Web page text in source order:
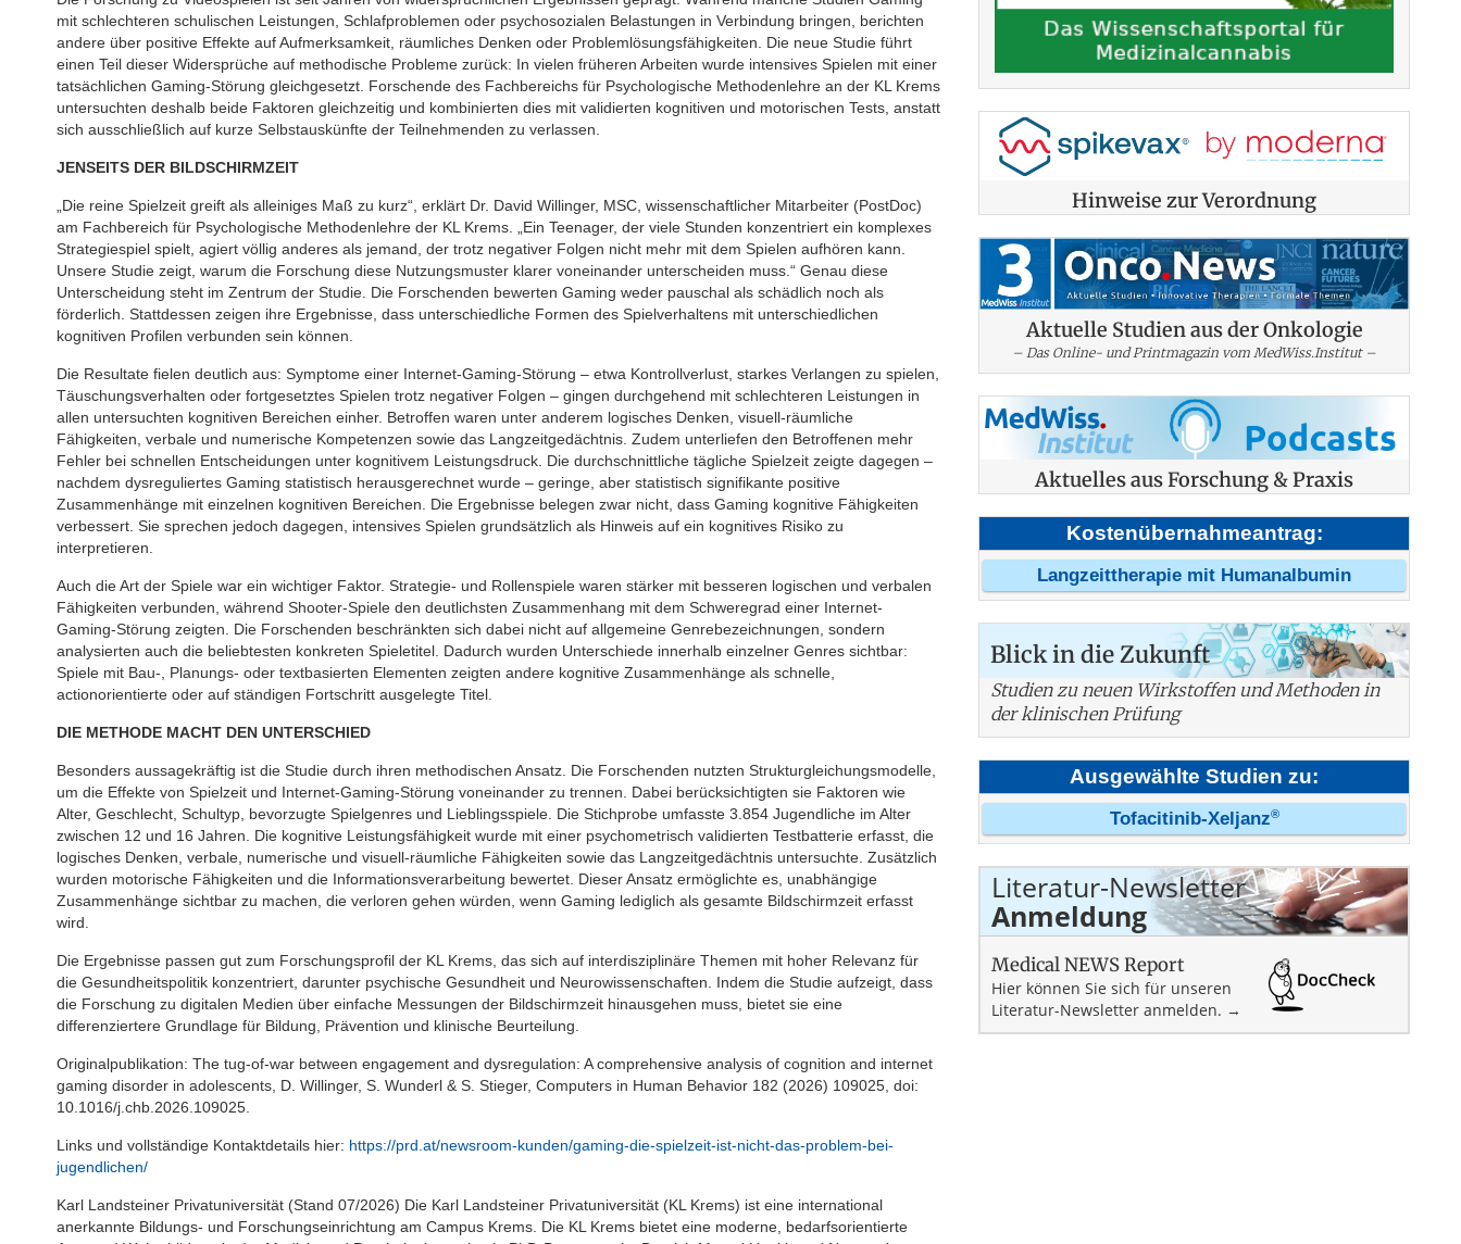
mit schlechteren schulischen Leistungen, Schlafproblemen oder psychosozialen Belastungen in Verbindung bringen, berichten
andere über positive Effekte auf Aufmerksamkeit, räumliches Denken oder Problemlösungsfähigkeiten. Die neue Studie führt
einen Teil dieser Widersprüche auf methodische Probleme zurück: In vielen früheren Arbeiten wurde intensives Spielen mit einer
tatsächlichen Gaming-Störung gleichgesetzt. Forschende des Fachbereichs für Psychologische Methodenlehre an der KL Krems
untersuchten deshalb beide Faktoren gleichzeitig und kombinierten dies mit validierten kognitiven und motorischen Tests, anstatt
sich ausschließlich auf kurze Selbstauskünfte der Teilnehmenden zu verlassen.
JENSEITS DER BILDSCHIRMZEIT
„Die reine Spielzeit greift als alleiniges Maß zu kurz“, erklärt Dr. David Willinger, MSC, wissenschaftlicher Mitarbeiter (PostDoc)
am Fachbereich für Psychologische Methodenlehre der KL Krems. „Ein Teenager, der viele Stunden konzentriert ein komplexes
Strategiespiel spielt, agiert völlig anderes als jemand, der trotz negativer Folgen nicht mehr mit dem Spielen aufhören kann.
Unsere Studie zeigt, warum die Forschung diese Nutzungsmuster klarer voneinander unterscheiden muss.“ Genau diese
Unterscheidung steht im Zentrum der Studie. Die Forschenden bewerten Gaming weder pauschal als schädlich noch als
förderlich. Stattdessen zeigen ihre Ergebnisse, dass unterschiedliche Formen des Spielverhaltens mit unterschiedlichen
kognitiven Profilen verbunden sein können.
Die Resultate fielen deutlich aus: Symptome einer Internet-Gaming-Störung – etwa Kontrollverlust, starkes Verlangen zu spielen,
Täuschungsverhalten oder fortgesetztes Spielen trotz negativer Folgen – gingen durchgehend mit schlechteren Leistungen in
allen untersuchten kognitiven Bereichen einher. Betroffen waren unter anderem logisches Denken, visuell-räumliche
Fähigkeiten, verbale und numerische Kompetenzen sowie das Langzeitgedächtnis. Zudem unterliefen den Betroffenen mehr
Fehler bei schnellen Entscheidungen unter kognitivem Leistungsdruck. Die durchschnittliche tägliche Spielzeit zeigte dagegen –
nachdem dysreguliertes Gaming statistisch herausgerechnet wurde – geringe, aber statistisch signifikante positive
Zusammenhänge mit einzelnen kognitiven Bereichen. Die Ergebnisse belegen zwar nicht, dass Gaming kognitive Fähigkeiten
verbessert. Sie sprechen jedoch dagegen, intensives Spielen grundsätzlich als Hinweis auf ein kognitives Risiko zu
interpretieren.
Auch die Art der Spiele war ein wichtiger Faktor. Strategie- und Rollenspiele waren stärker mit besseren logischen und verbalen
Fähigkeiten verbunden, während Shooter-Spiele den deutlichsten Zusammenhang mit dem Schweregrad einer Internet-
Gaming-Störung zeigten. Die Forschenden beschränkten sich dabei nicht auf allgemeine Genrebezeichnungen, sondern
analysierten auch die beliebtesten konkreten Spieletitel. Dadurch wurden Unterschiede innerhalb einzelner Genres sichtbar:
Spiele mit Bau-, Planungs- oder textbasierten Elementen zeigten andere kognitive Zusammenhänge als schnelle,
actionorientierte oder auf ständigen Fortschritt ausgelegte Titel.
DIE METHODE MACHT DEN UNTERSCHIED
Besonders aussagekräftig ist die Studie durch ihren methodischen Ansatz. Die Forschenden nutzten Strukturgleichungsmodelle,
um die Effekte von Spielzeit und Internet-Gaming-Störung voneinander zu trennen. Dabei berücksichtigten sie Faktoren wie
Alter, Geschlecht, Schultyp, bevorzugte Spielgenres und Lieblingsspiele. Die Stichprobe umfasste 3.854 Jugendliche im Alter
zwischen 12 und 16 Jahren. Die kognitive Leistungsfähigkeit wurde mit einer psychometrisch validierten Testbatterie erfasst, die
logisches Denken, verbale, numerische und visuell-räumliche Fähigkeiten sowie das Langzeitgedächtnis untersuchte. Zusätzlich
wurden motorische Fähigkeiten und die Informationsverarbeitung bewertet. Dieser Ansatz ermöglichte es, unabhängige
Zusammenhänge sichtbar zu machen, die verloren gehen würden, wenn Gaming lediglich als gesamte Bildschirmzeit erfasst
wird.
Die Ergebnisse passen gut zum Forschungsprofil der KL Krems, das sich auf interdisziplinäre Themen mit hoher Relevanz für
die Gesundheitspolitik konzentriert, darunter psychische Gesundheit und Neurowissenschaften. Indem die Studie aufzeigt, dass
die Forschung zu digitalen Medien über einfache Messungen der Bildschirmzeit hinausgehen muss, bietet sie eine
differenziertere Grundlage für Bildung, Prävention und klinische Beurteilung.
Originalpublikation: The tug-of-war between engagement and dysregulation: A comprehensive analysis of cognition and internet
gaming disorder in adolescents, D. Willinger, S. Wunderl & S. Stieger, Computers in Human Behavior 182 (2026) 109025, doi:
10.1016/j.chb.2026.109025.
Links und vollständige Kontaktdetails hier: https://prd.at/newsroom-kunden/gaming-die-spielzeit-ist-nicht-das-problem-bei-
jugendlichen/
Karl Landsteiner Privatuniversität (Stand 07/2026) Die Karl Landsteiner Privatuniversität (KL Krems) ist eine international
anerkannte Bildungs- und Forschungseinrichtung am Campus Krems. Die KL Krems bietet eine moderne, bedarfsorientierte
Hinweise zur Verordnung
Aktuelle Studien aus der Onkologie
– Das Online- und Printmagazin vom MedWiss.Institut –
Aktuelles aus Forschung & Praxis
Kostenübernahmeantrag:
Langzeittherapie mit Humanalbumin
Blick in die Zukunft
Studien zu neuen Wirkstoffen und Methoden in
der klinischen Prüfung
Ausgewählte Studien zu:
Tofacitinib-Xeljanz®
Literatur-Newsletter
Anmeldung
Medical NEWS Report
Hier können Sie sich für unseren
Literatur-Newsletter anmelden. →